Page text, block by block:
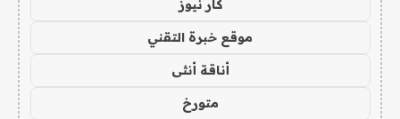
كار نيوز
موقع خبرة التقني
أناقة أنثى
متورخ